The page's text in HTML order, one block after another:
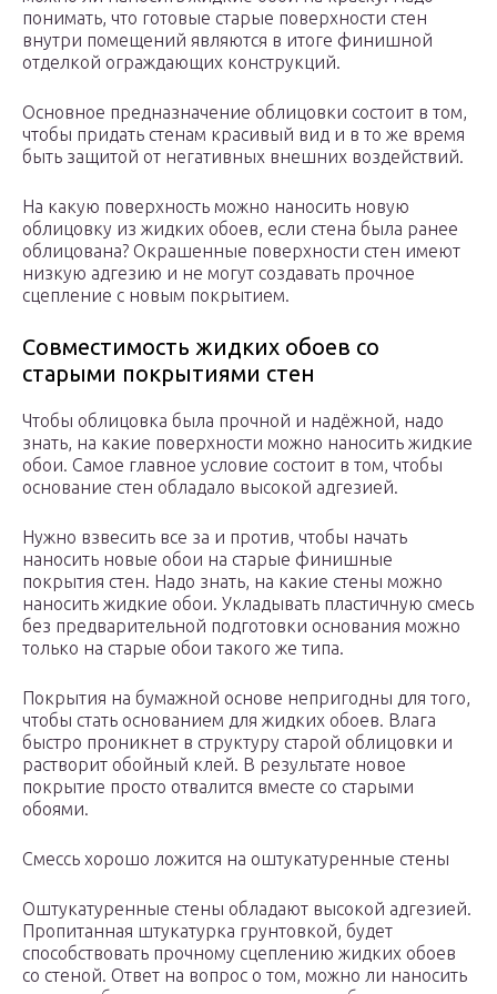
понимать, что готовые старые поверхности стен
внутри помещений являются в итоге финишной
отделкой ограждающих конструкций.
Основное предназначение облицовки состоит в том,
чтобы придать стенам красивый вид и в то же время
быть защитой от негативных внешних воздействий.
На какую поверхность можно наносить новую
облицовку из жидких обоев, если стена была ранее
облицована? Окрашенные поверхности стен имеют
низкую адгезию и не могут создавать прочное
сцепление с новым покрытием.
Совместимость жидких обоев со
старыми покрытиями стен
Чтобы облицовка была прочной и надёжной, надо
знать, на какие поверхности можно наносить жидкие
обои. Самое главное условие состоит в том, чтобы
основание стен обладало высокой адгезией.
Нужно взвесить все за и против, чтобы начать
наносить новые обои на старые финишные
покрытия стен. Надо знать, на какие стены можно
наносить жидкие обои. Укладывать пластичную смесь
без предварительной подготовки основания можно
только на старые обои такого же типа.
Покрытия на бумажной основе непригодны для того,
чтобы стать основанием для жидких обоев. Влага
быстро проникнет в структуру старой облицовки и
растворит обойный клей. В результате новое
покрытие просто отвалится вместе со старыми
обоями.
Смессь хорошо ложится на оштукатуренные стены
Оштукатуренные стены обладают высокой адгезией.
Пропитанная штукатурка грунтовкой, будет
способствовать прочному сцеплению жидких обоев
со стеной. Ответ на вопрос о том, можно ли наносить